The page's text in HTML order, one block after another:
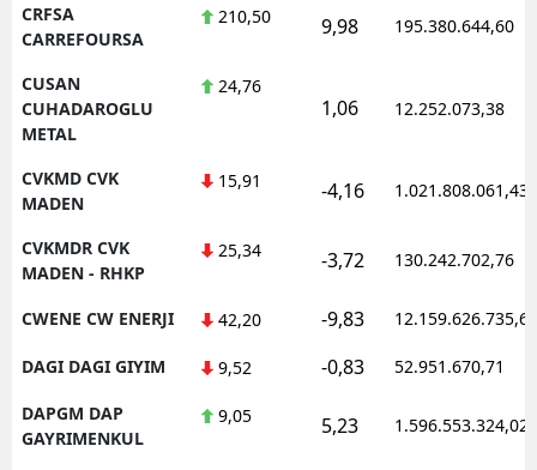
CRFSA
CARREFOURSA
210,50 9,98 195.380.644,60
CUSAN
CUHADAROGLU
METAL
24,76
1,06 12.252.073,38
CVKMD CVK
MADEN
15,91 -4,16 1.021.808.061,43
CVKMDR CVK
MADEN - RHKP
25,34 -3,72 130.242.702,76
CWENE CW ENERJI 42,20 -9,83 12.159.626.735,62
DAGI DAGI GIYIM 9,52 -0,83 52.951.670,71
DAPGM DAP
GAYRIMENKUL
9,05 5,23 1.596.553.324,02